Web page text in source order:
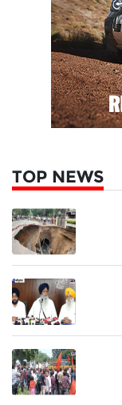
TOP NEWS